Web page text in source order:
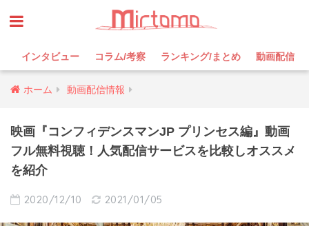
インタビュー コラム/考察 ランキング/まとめ 動画配信
ホーム 動画配信情報
映画『コンフィデンスマンJP プリンセス編』動画
フル無料視聴！人気配信サービスを比較しオススメ
を紹介
2020/12/10 2021/01/05